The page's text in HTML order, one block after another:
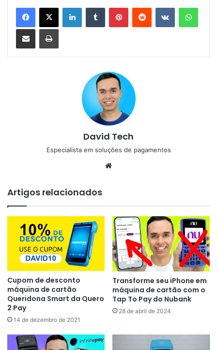
LinkedinTumblr PinterestReddit VK
Compartilhar via e-mail Imprimir
David Tech
Especialista em soluções de pagamentos
Artigos relacionados
Cupom de desconto
máquina de cartão
Queridona Smart da Quero
2 Pay
14 de dezembro de 2021
Transforme seu iPhone em
máquina de cartão com o
Tap To Pay do Nubank
28 de abril de 2024